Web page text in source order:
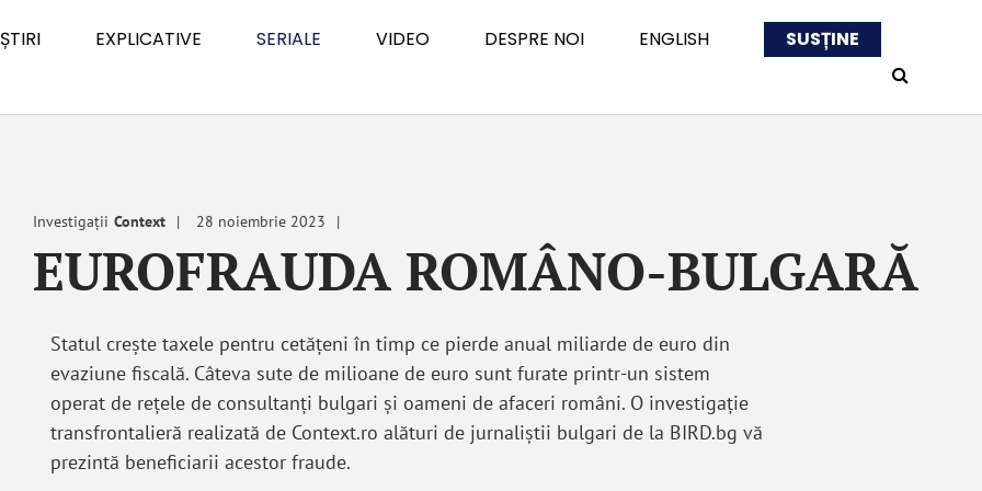
ȘTIRI EXPLICATIVE SERIALE VIDEO DESPRE NOI ENGLISH SUSȚINE
Investigații Context 28 noiembrie 2023
EUROFRAUDA ROMÂNO-BULGARĂ
Statul crește taxele pentru cetățeni în timp ce pierde anual miliarde de euro din
evaziune fiscală. Câteva sute de milioane de euro sunt furate printr-un sistem
operat de rețele de consultanți bulgari și oameni de afaceri români. O investigație
transfrontalieră realizată de Context.ro alături de jurnaliștii bulgari de la BIRD.bg vă
prezintă beneficiarii acestor fraude.